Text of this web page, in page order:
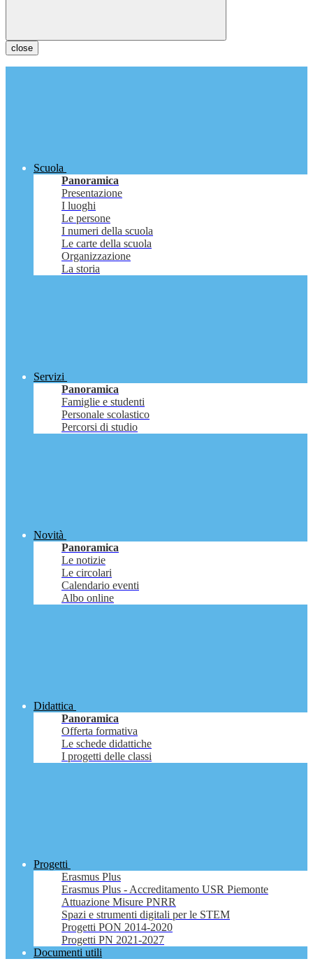
close
Scuola
Panoramica
Presentazione
I luoghi
Le persone
I numeri della scuola
Le carte della scuola
Organizzazione
La storia
Servizi
Panoramica
Famiglie e studenti
Personale scolastico
Percorsi di studio
Novità
Panoramica
Le notizie
Le circolari
Calendario eventi
Albo online
Didattica
Panoramica
Offerta formativa
Le schede didattiche
I progetti delle classi
Progetti
Erasmus Plus
Erasmus Plus - Accreditamento USR Piemonte
Attuazione Misure PNRR
Spazi e strumenti digitali per le STEM
Progetti PON 2014-2020
Progetti PN 2021-2027
Documenti utili